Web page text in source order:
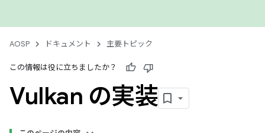
AOSP ドキュメント 主要トピック
この情報は役に立ちましたか？
Vulkan の実装